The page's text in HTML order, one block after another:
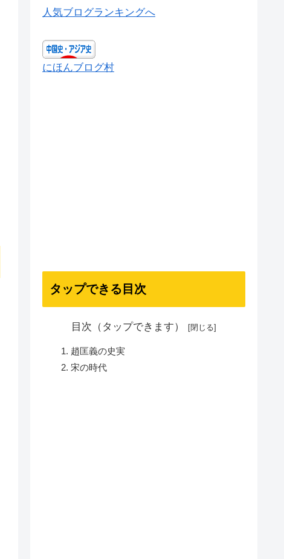
人気ブログランキングへ
にほんブログ村
タップできる目次
目次（タップできます）
趙匡義の史実
宋の時代